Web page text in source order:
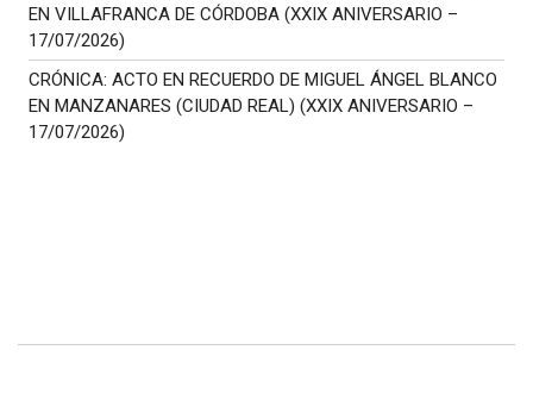
EN VILLAFRANCA DE CÓRDOBA (XXIX ANIVERSARIO –
17/07/2026)
CRÓNICA: ACTO EN RECUERDO DE MIGUEL ÁNGEL BLANCO
EN MANZANARES (CIUDAD REAL) (XXIX ANIVERSARIO –
17/07/2026)